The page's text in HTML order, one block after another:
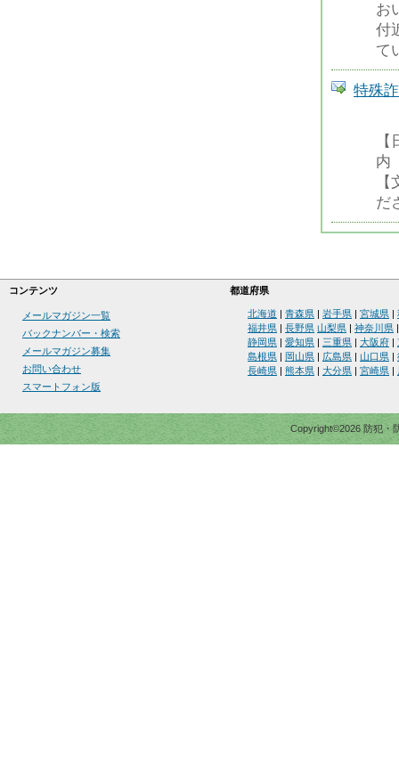
お
付
て
特殊
内
だ
コンテンツ 都道府県
メールマガジン一覧
バックナンバー・検索
メールマガジン募集
お問い合わせ
スマートフォン版
北海道 青森県 岩手県 宮城県
福井県
長野県 山梨県 神奈川県
静岡県
愛知県 三重県 大阪府
島根県
岡山県 広島県 山口県
長崎県
熊本県 大分県 宮崎県
Copyright©2026 防犯・